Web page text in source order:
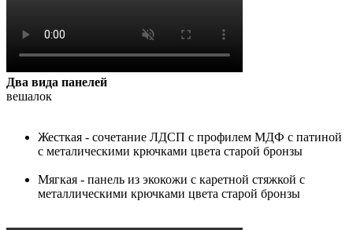
Два вида панелей
вешалок
Жесткая - сочетание ЛДСП с профилем МДФ с патиной
с металическими крючками цвета старой бронзы
Мягкая - панель из экокожи с каретной стяжкой с
металлическими крючками цвета старой бронзы